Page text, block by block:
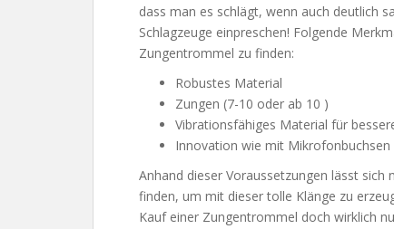
dass man es schlägt, wenn auch deutlich
Schlagzeuge einpreschen! Folgende
Zungentrommel zu finden:
Robustes Material
Zungen (7-10 oder ab 10 )
Vibrationsfähiges Material für
Innovation wie mit Mikrofonbuchsen
Anhand dieser Voraussetzungen lässt
finden, um mit dieser tolle Klänge zu
Kauf einer Zungentrommel doch wirklich